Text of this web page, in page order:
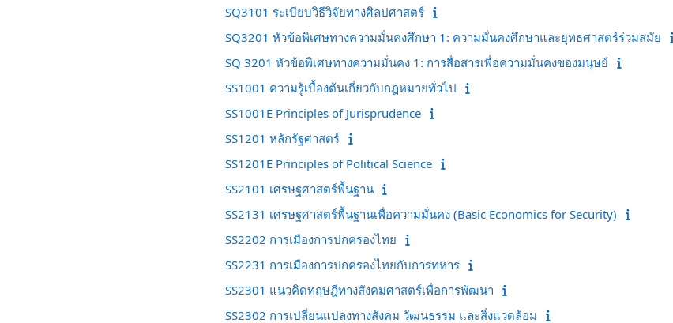
SQ3101 ระเบียบวิธีวิจัยทางศิลปศาสตร์
SQ3201 หัวข้อพิเศษทางความมั่นคงศึกษา 1: ความมั่นคงศึกษาและยุทธศาสตร์ร่วมสมัย
SQ 3201 หัวข้อพิเศษทางความมั่นคง 1: การสื่อสารเพื่อความมั่นคงของมนุษย์
SS1001 ความรู้เบื้องต้นเกี่ยวกับกฎหมายทั่วไป
SS1001E Principles of Jurisprudence
SS1201 หลักรัฐศาสตร์
SS1201E Principles of Political Science
SS2101 เศรษฐศาสตร์พื้นฐาน
SS2131 เศรษฐศาสตร์พื้นฐานเพื่อความมั่นคง (Basic Economics for Security)
SS2202 การเมืองการปกครองไทย
SS2231 การเมืองการปกครองไทยกับการทหาร
SS2301 แนวคิดทฤษฎีทางสังคมศาสตร์เพื่อการพัฒนา
SS2302 การเปลี่ยนแปลงทางสังคม วัฒนธรรม และสิ่งแวดล้อม